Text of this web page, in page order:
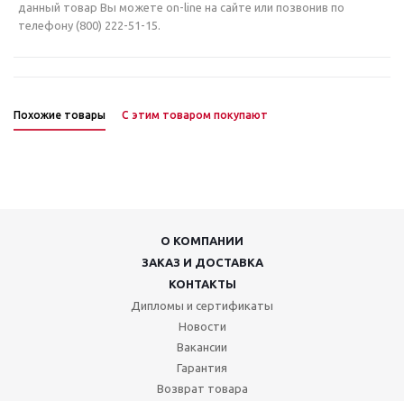
данный товар Вы можете on-line на сайте или позвонив по
телефону (800) 222-51-15.
Похожие товары С этим товаром покупают
О КОМПАНИИ
ЗАКАЗ И ДОСТАВКА
КОНТАКТЫ
Дипломы и сертификаты
Новости
Вакансии
Гарантия
Возврат товара